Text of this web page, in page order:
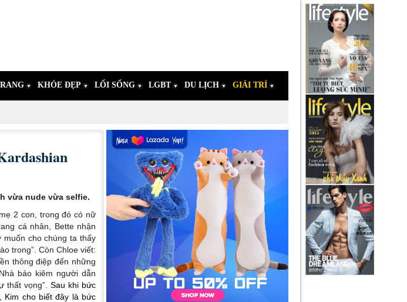
KHỎE ĐẸP LỐI SỐNG LGBT DU LỊCH GIẢI TRÍ
vừa nude vừa selfie.
2 con, trong đó có nữ
cá nhân, Bette nhận
muốn cho chúng ta thấy
trong”. Còn Chloe viết:
thông điệp đến những
báo kiêm người dẫn
thất vọng”.Sau khi bức
Kim cho biết đây là bức